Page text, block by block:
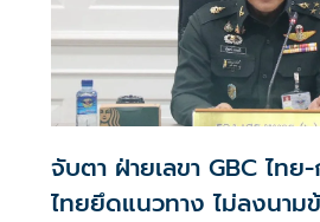
จับตา ฝ่ายเลขา GBC ไท
ไทยยึดแนวทาง ไม่ลงนา